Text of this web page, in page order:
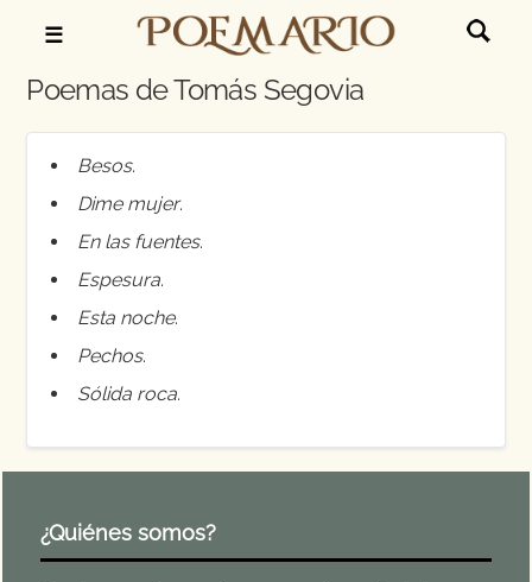
☰
Poemas de Tomás Segovia
Besos.
Dime mujer.
En las fuentes.
Espesura.
Esta noche.
Pechos.
Sólida roca.
¿Quiénes somos?